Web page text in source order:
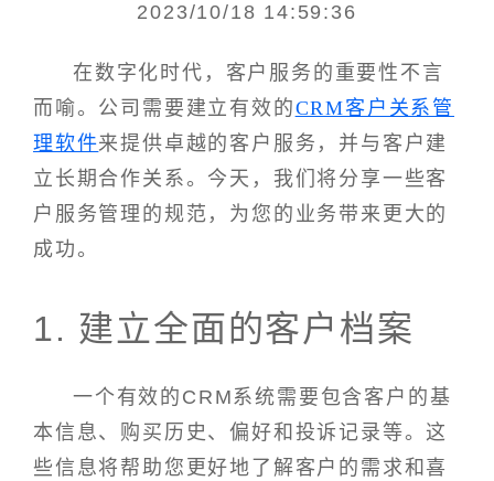
2023/10/18 14:59:36
在数字化时代，客户服务的重要性不言
而喻。公司需要建立有效的CRM客户关系管
理软件来提供卓越的客户服务，并与客户建
立长期合作关系。今天，我们将分享一些客
户服务管理的规范，为您的业务带来更大的
成功。
1. 建立全面的客户档案
一个有效的CRM系统需要包含客户的基
本信息、购买历史、偏好和投诉记录等。这
些信息将帮助您更好地了解客户的需求和喜